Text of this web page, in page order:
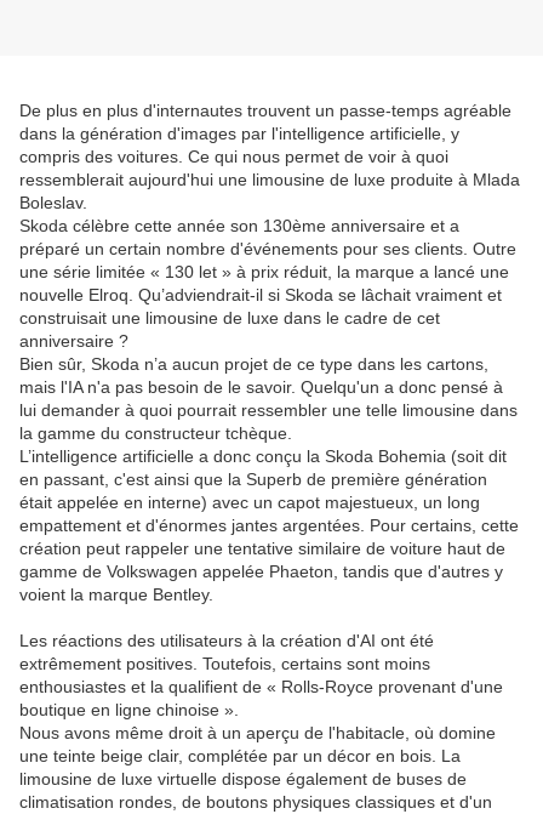
De plus en plus d'internautes trouvent un passe-temps agréable
dans la génération d'images par l'intelligence artificielle, y
compris des voitures. Ce qui nous permet de voir à quoi
ressemblerait aujourd'hui une limousine de luxe produite à Mlada
Boleslav.
Skoda célèbre cette année son 130ème anniversaire et a
préparé un certain nombre d'événements pour ses clients. Outre
une série limitée « 130 let » à prix réduit, la marque a lancé une
nouvelle Elroq. Qu’adviendrait-il si Skoda se lâchait vraiment et
construisait une limousine de luxe dans le cadre de cet
anniversaire ?
Bien sûr, Skoda n’a aucun projet de ce type dans les cartons,
mais l'IA n'a pas besoin de le savoir. Quelqu'un a donc pensé à
lui demander à quoi pourrait ressembler une telle limousine dans
la gamme du constructeur tchèque.
L’intelligence artificielle a donc conçu la Skoda Bohemia (soit dit
en passant, c'est ainsi que la Superb de première génération
était appelée en interne) avec un capot majestueux, un long
empattement et d'énormes jantes argentées. Pour certains, cette
création peut rappeler une tentative similaire de voiture haut de
gamme de Volkswagen appelée Phaeton, tandis que d'autres y
voient la marque Bentley.
Les réactions des utilisateurs à la création d'AI ont été
extrêmement positives. Toutefois, certains sont moins
enthousiastes et la qualifient de « Rolls-Royce provenant d'une
boutique en ligne chinoise ».
Nous avons même droit à un aperçu de l'habitacle, où domine
une teinte beige clair, complétée par un décor en bois. La
limousine de luxe virtuelle dispose également de buses de
climatisation rondes, de boutons physiques classiques et d'un